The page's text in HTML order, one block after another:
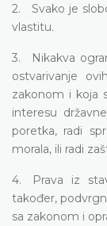
2. Svako je
vlastitu.
3. Nikakva
ostvarivanje
zakonom i koja
interesu
poretka, radi
morala, ili radi
4. Prava iz
također,
sa zakonom i